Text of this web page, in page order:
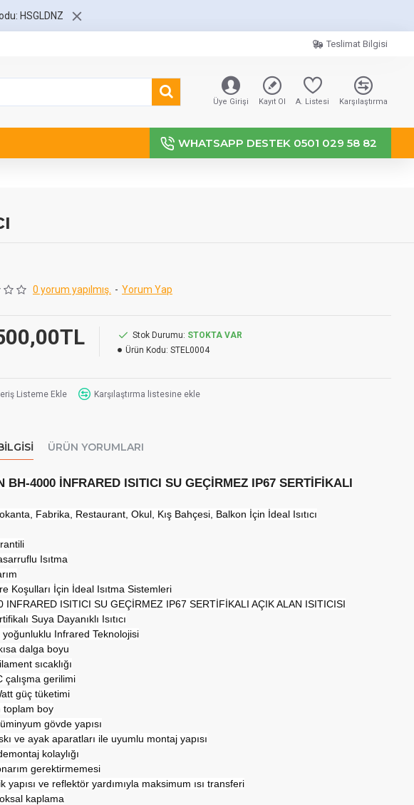
HSGLDNZ
Teslimat Bilgisi
Üye Girişi Kayıt Ol A. Listesi Karşılaştırma
WHATSAPP DESTEK 0501 029 58 82
0 yorum yapılmış. - Yorum Yap
Stok Durumu: STOKTA VAR
Ürün Kodu: STEL0004
Listeme Ekle Karşılaştırma listesine ekle
ÜRÜN YORUMLARI
BH-4000 İNFRARED ISITICI SU GEÇİRMEZ IP67 SERTİFİKALI
Fabrika, Restaurant, Okul, Kış Bahçesi, Balkon İçin İdeal Isıtıcı
Isıtma
Koşulları İçin İdeal Isıtma Sistemleri
INFRARED ISITICI SU GEÇİRMEZ IP67 SERTİFİKALI AÇIK ALAN ISITICISI
Suya Dayanıklı Isıtıcı
yoğunluklu Infrared Teknolojisi
dalga boyu
sıcaklığı
çalışma gerilimi
güç tüketimi
toplam boy
gövde yapısı
ve ayak aparatları ile uyumlu montaj yapısı
kolaylığı
gerektirmemesi
yapısı ve reflektör yardımıyla maksimum ısı transferi
kaplama